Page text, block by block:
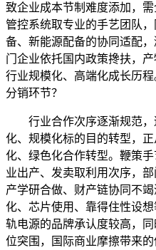
致企业成本节制难度添加，
管控系统取专业的手艺团队
备、新能源配备的协同适配
门企业依托国内政策搀扶，
行业规模化、高端化成长历
分销环节？
行业合作次序逐渐规范，
化、规模化标的目的转型，
化、绿色化合作转型。鞭策
业出产、发卖取利用次序，
产学研合做、财产链协同不
化、芯片使用、靠得住性设
轨电源的品牌承认度较高，
位突围，国际商业摩擦带来